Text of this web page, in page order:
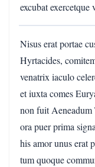
excubat exercetque
Nisus erat portae
Hyrtacides,
venatrix iaculo
et iuxta comes
non fuit Aeneadum
ora puer prima
his amor unus erat
tum quoque